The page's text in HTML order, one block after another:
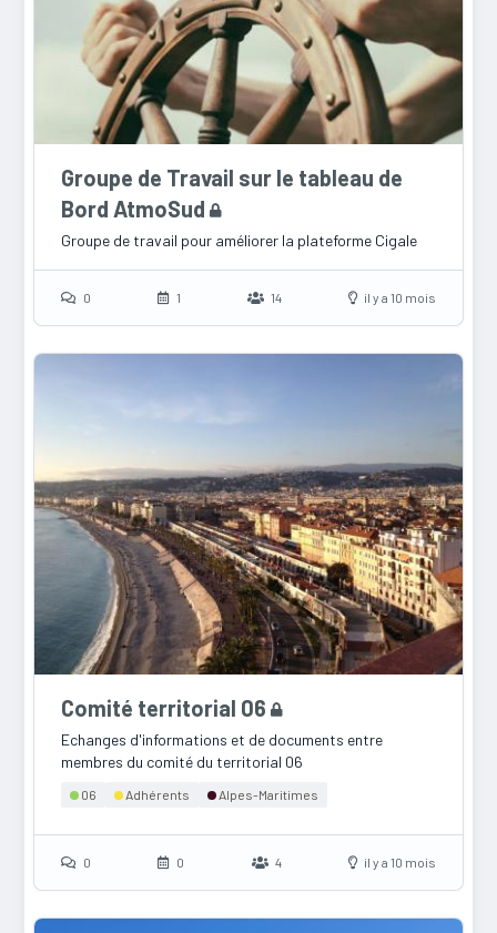
Groupe de Travail sur le tableau de
Bord AtmoSud
Groupe de travail pour améliorer la plateforme Cigale
0 1 14 il y a 10 mois
Comité territorial 06
Echanges d'informations et de documents entre
membres du comité du territorial 06
06 Adhérents Alpes-Maritimes
0 0 4 il y a 10 mois